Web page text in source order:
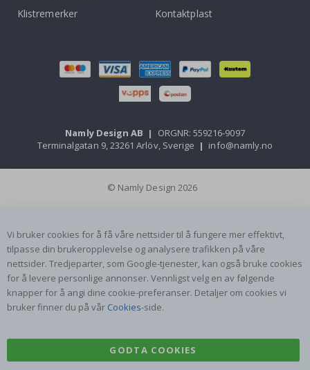
Klistremerker
Kontaktplast
Namly Design AB |
ORGNR: 559216-9097
Terminalgatan 9, 23261 Arlöv, Sverige | info@namly.no
© Namly Design 2026
Vi bruker cookies for å få våre nettsider til å fungere mer effektivt,
tilpasse din brukeropplevelse og analysere trafikken på våre
nettsider. Tredjeparter, som Google-tjenester, kan også bruke cookies
for å levere personlige annonser. Vennligst velg en av følgende
knapper for å angi dine cookie-preferanser. Detaljer om cookies vi
bruker finner du på vår Cookies-side.
GODTA COOKIES